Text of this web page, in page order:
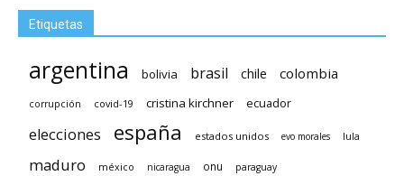
Etiquetas
argentina bolivia brasil chile colombia
corrupción covid-19 cristina kirchner ecuador
elecciones españa estados unidos evo morales lula
maduro méxico nicaragua onu paraguay